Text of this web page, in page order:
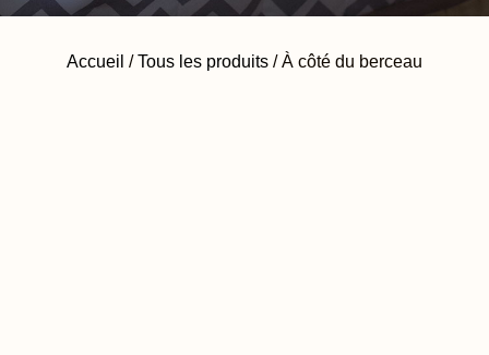
Accueil /Tous les produits / À côté du berceau